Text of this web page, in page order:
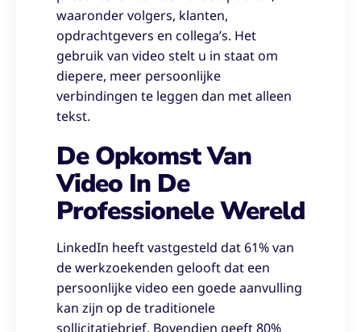
waaronder volgers, klanten,
opdrachtgevers en collega’s. Het
gebruik van video stelt u in staat om
diepere, meer persoonlijke
verbindingen te leggen dan met alleen
tekst.
De Opkomst Van
Video In De
Professionele Wereld
LinkedIn heeft vastgesteld dat 61% van
de werkzoekenden gelooft dat een
persoonlijke video een goede aanvulling
kan zijn op de traditionele
sollicitatiebrief. Bovendien geeft 80%